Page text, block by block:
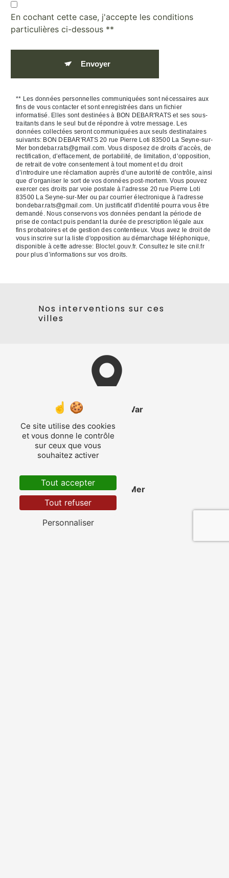
En cochant cette case, j'accepte les conditions
particulières ci-dessous **
Envoyer
** Les données personnelles communiquées sont nécessaires aux
fins de vous contacter et sont enregistrées dans un fichier
informatisé. Elles sont destinées à BON DEBAR'RATS et ses sous-
traitants dans le seul but de répondre à votre message. Les
données collectées seront communiquées aux seuls destinataires
suivants: BON DEBAR'RATS 20 rue Pierre Loti 83500 La Seyne-sur-
Mer bondebar.rats@gmail.com. Vous disposez de droits d’accès, de
rectification, d’effacement, de portabilité, de limitation, d’opposition,
de retrait de votre consentement à tout moment et du droit
d’introduire une réclamation auprès d’une autorité de contrôle, ainsi
que d’organiser le sort de vos données post-mortem. Vous pouvez
exercer ces droits par voie postale à l'adresse 20 rue Pierre Loti
83500 La Seyne-sur-Mer ou par courrier électronique à l'adresse
bondebar.rats@gmail.com. Un justificatif d'identité pourra vous être
demandé. Nous conservons vos données pendant la période de
prise de contact puis pendant la durée de prescription légale aux
fins probatoires et de gestion des contentieux. Vous avez le droit de
vous inscrire sur la liste d'opposition au démarchage téléphonique,
disponible à cette adresse: Bloctel.gouv.fr. Consultez le site cnil.fr
pour plus d’informations sur vos droits.
Nos interventions sur ces
villes
La Valette-du-Var
Saint-Cyr-sur-Mer
Ce site utilise des cookies
et vous donne le contrôle
sur ceux que vous
souhaitez activer
Tout accepter
Tout refuser
Personnaliser